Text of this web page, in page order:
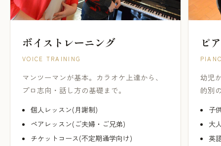
ボイストレーニング
VOICE TRAINING
マンツーマンが基本。カラオケ上達から、
プロ志向・話し方の基礎まで。
個人レッスン(月謝制)
ペアレッスン(ご夫婦・ご兄弟)
チケットコース(不定期通学向け)
ピ
幼児
的別
子
大
英